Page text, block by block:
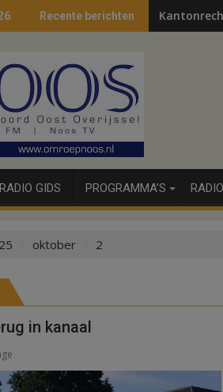
Recente berichten
RADIO GIDS PROGRAMMA’S
oktober 2
in kanaal